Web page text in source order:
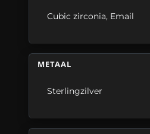
Cubic zirconia, Email
METAAL
Sterlingzilver